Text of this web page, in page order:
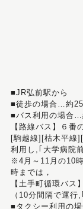
■JR弘前駅から
■徒歩の場合…約
■バス利用の場合…
【路線バス】６番
[駒越線][枯木平線
利用し,｢大学病院
※4月～11月の10
時までは，
【土手町循環バス
（10分間隔で運行
■タクシー利用の